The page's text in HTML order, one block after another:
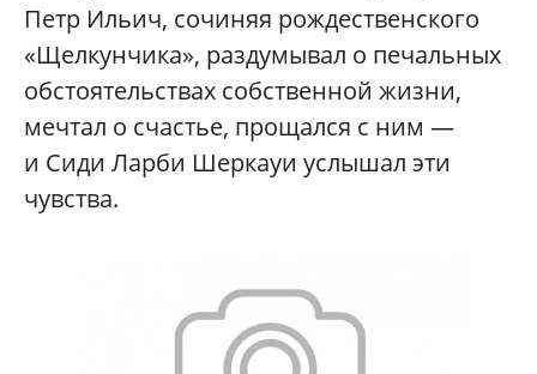
Петр Ильич, сочиняя рождественского
«Щелкунчика», раздумывал о печальных
обстоятельствах собственной жизни,
мечтал о счастье, прощался с ним —
и Сиди Ларби Шеркауи услышал эти
чувства.